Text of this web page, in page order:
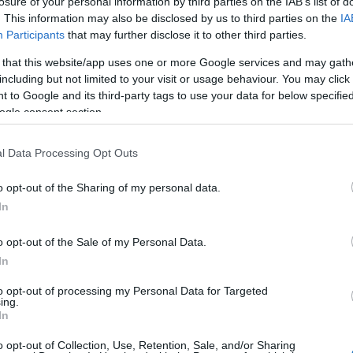
This information may also be disclosed by us to third parties on the
Participants that may further disclose it to other third parties.
that this website/app uses one or more Google services and may
but not limited to your visit or usage behaviour. You may
to Google and its third-party tags to use your data for below
consent section.
Data Processing Opt Outs
opt-out of the Sharing of my personal data.
opt-out of the Sale of my Personal Data.
opt-out of processing my Personal Data for Targeted
opt-out of Collection, Use, Retention, Sale, and/or Sharing
2022.11.28.
még újra elérni, ennek ellenére, több gazdasági
legsikeresebb éve – tájékoztatta a Mórahalom
polgármestere az MTI-vel.
a pandémia közel harmadára csökkentette a
azonban sikerült visszatérni a korábbi szint
az elsők között nyitott, és elsőként hirdette meg
térségfejlesztésének
élők számára a turizmus érezhető
az ipar vagy a korábban meghatározó